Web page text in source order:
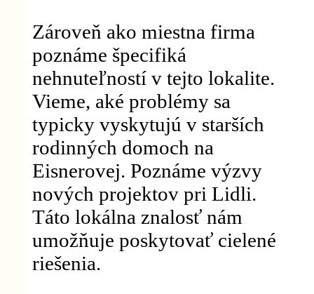
Zároveň ako miestna firma
poznáme špecifiká
nehnuteľností v tejto lokalite.
Vieme, aké problémy sa
typicky vyskytujú v starších
rodinných domoch na
Eisnerovej. Poznáme výzvy
nových projektov pri Lidli.
Táto lokálna znalosť nám
umožňuje poskytovať cielené
riešenia.